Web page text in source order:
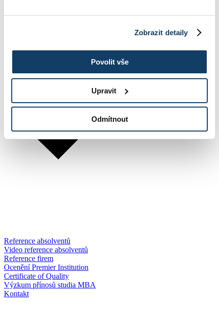
Zobrazit detaily
Povolit vše
Upravit
Odmítnout
Reference absolventů
Video reference absolventů
Reference firem
Ocenění Premier Institution
Certificate of Quality
Výzkum přínosů studia MBA
Kontakt